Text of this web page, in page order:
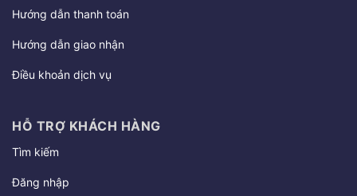
Hướng dẫn thanh toán
Hướng dẫn giao nhận
Điều khoản dịch vụ
HỖ TRỢ KHÁCH HÀNG
Tìm kiếm
Đăng nhập